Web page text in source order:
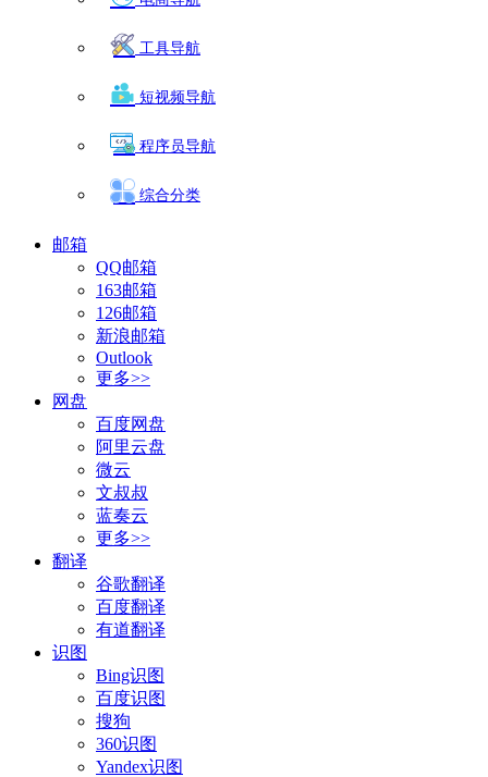
工具导航
短视频导航
程序员导航
综合分类
邮箱
QQ邮箱
163邮箱
126邮箱
新浪邮箱
Outlook
更多>>
网盘
百度网盘
阿里云盘
微云
文叔叔
蓝奏云
更多>>
翻译
谷歌翻译
百度翻译
有道翻译
识图
Bing识图
百度识图
搜狗
360识图
Yandex识图